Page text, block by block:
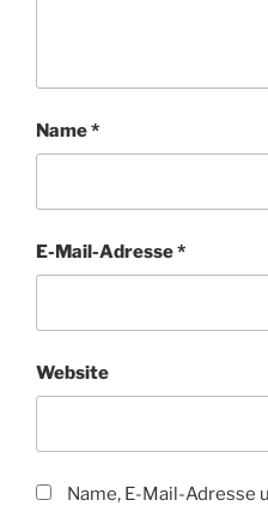
Name*
E-Mail-Adresse*
Website
Name, E-Mail-Adresse